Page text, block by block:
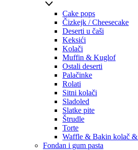
Cake pops
Čizkejk / Cheesecake
Deserti u čaši
Keksići
Kolači
Muffin & Kuglof
Ostali deserti
Palačinke
Rolati
Sitni kolači
Sladoled
Slatke pite
Štrudle
Torte
Waffle & Bakin kolač &
Fondan i gum pasta